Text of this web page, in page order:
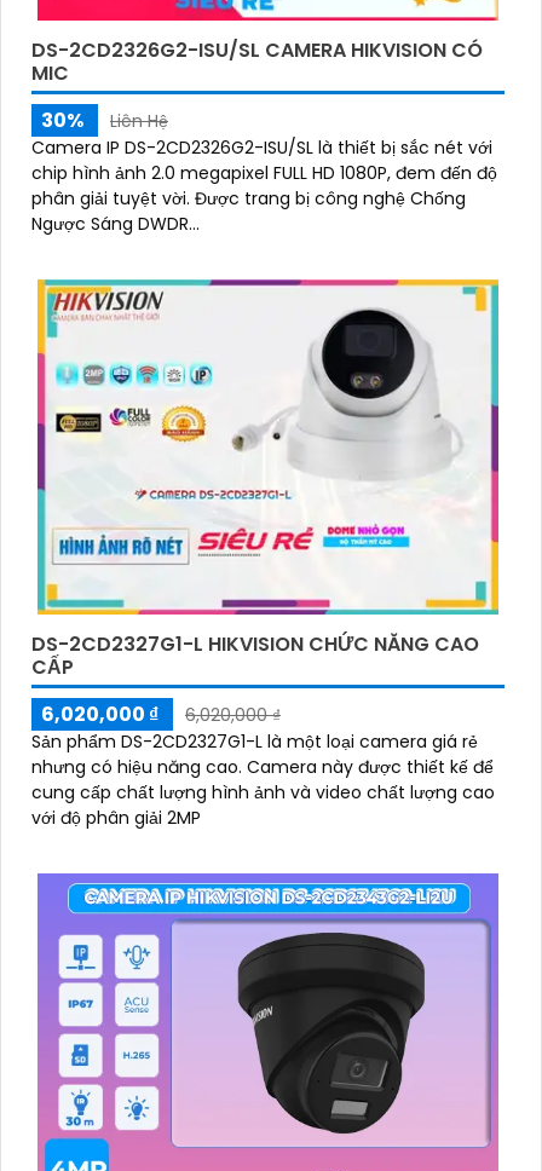
DS-2CD2326G2-ISU/SL CAMERA HIKVISION CÓ
MIC
30%
Liên Hệ
Camera IP DS-2CD2326G2-ISU/SL là thiết bị sắc nét với
chip hình ảnh 2.0 megapixel FULL HD 1080P, đem đến độ
phân giải tuyệt vời. Được trang bị công nghệ Chống
Ngược Sáng DWDR...
DS-2CD2327G1-L HIKVISION CHỨC NĂNG CAO
CẤP
6,020,000 ₫
6,020,000 ₫
Sản phẩm DS-2CD2327G1-L là một loại camera giá rẻ
nhưng có hiệu năng cao. Camera này được thiết kế để
cung cấp chất lượng hình ảnh và video chất lượng cao
với độ phân giải 2MP